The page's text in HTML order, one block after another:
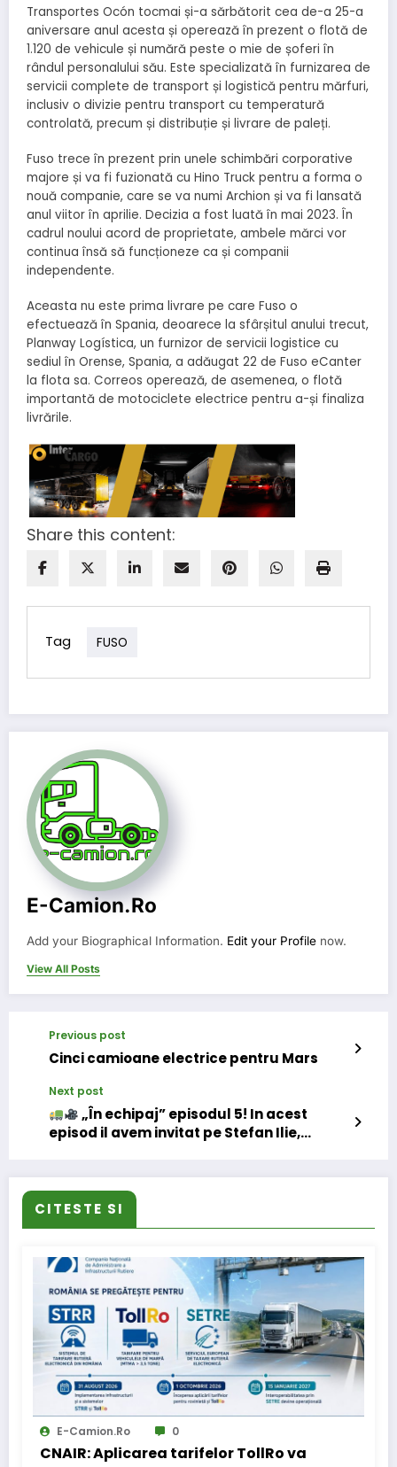
Transportes Ocón tocmai și-a sărbătorit cea de-a 25-a
aniversare anul acesta și operează în prezent o flotă de
1.120 de vehicule și numără peste o mie de șoferi în
rândul personalului său. Este specializată în furnizarea de
servicii complete de transport și logistică pentru mărfuri,
inclusiv o divizie pentru transport cu temperatură
controlată, precum și distribuție și livrare de paleți.
Fuso trece în prezent prin unele schimbări corporative
majore și va fi fuzionată cu Hino Truck pentru a forma o
nouă companie, care se va numi Archion și va fi lansată
anul viitor în aprilie. Decizia a fost luată în mai 2023. În
cadrul noului acord de proprietate, ambele mărci vor
continua însă să funcționeze ca și companii
independente.
Aceasta nu este prima livrare pe care Fuso o
efectuează în Spania, deoarece la sfârșitul anului trecut,
Planway Logística, un furnizor de servicii logistice cu
sediul în Orense, Spania, a adăugat 22 de Fuso eCanter
la flota sa. Correos operează, de asemenea, o flotă
importantă de motociclete electrice pentru a-și finaliza
livrările.
Share this content:
Tag FUSO
E-Camion.ro
Add your Biographical Information. Edit your Profile now.
View All Posts
Previous post
Cinci camioane electrice pentru Mars
Next post
„În echipaj” episodul 5! In acest
episod il avem invitat pe Stefan Ilie,
CITESTE SI
E-Camion.ro 0
CNAIR: Aplicarea tarifelor TollRo va